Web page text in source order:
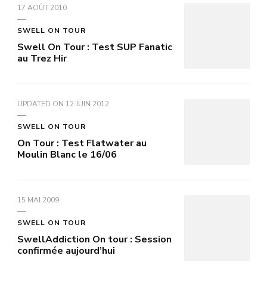
17 AOÛT 2010
SWELL ON TOUR
Swell On Tour : Test SUP Fanatic
au Trez Hir
UPDATED ON 12 JUIN 2012
SWELL ON TOUR
On Tour : Test Flatwater au
Moulin Blanc le 16/06
15 MAI 2009
SWELL ON TOUR
SwellAddiction On tour : Session
confirmée aujourd’hui